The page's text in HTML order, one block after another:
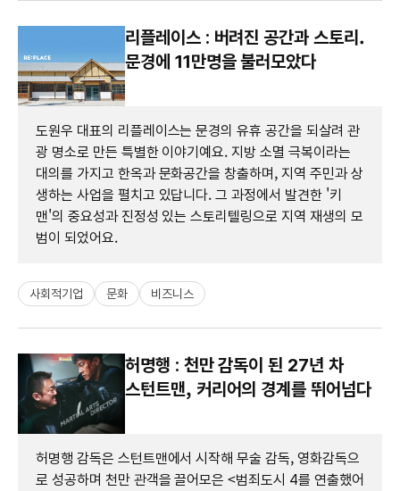
리플레이스 : 버려진 공간과 스토리.
문경에 11만명을 불러모았다
도원우 대표의 리플레이스는 문경의 유휴 공간을 되살려 관
광 명소로 만든 특별한 이야기예요. 지방 소멸 극복이라는
대의를 가지고 한옥과 문화공간을 창출하며, 지역 주민과 상
생하는 사업을 펼치고 있답니다. 그 과정에서 발견한 '키
맨'의 중요성과 진정성 있는 스토리텔링으로 지역 재생의 모
범이 되었어요.
사회적기업 문화 비즈니스
허명행 : 천만 감독이 된 27년 차
스턴트맨, 커리어의 경계를 뛰어넘다
허명행 감독은 스턴트맨에서 시작해 무술 감독, 영화감독으
로 성공하며 천만 관객을 끌어모은 <범죄도시 4를 연출했어